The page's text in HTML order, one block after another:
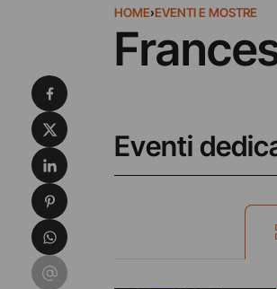
HOME›EVENTI E MOSTRE
Eventi
Condividi su Facebook
Condividi su X
Condividi su LinkedIn
Condividi su Pinterest
Condividi su WhatsApp
Condividi su Email